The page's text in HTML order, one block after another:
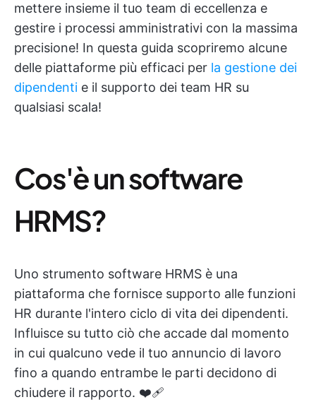
mettere insieme il tuo team di eccellenza e
gestire i processi amministrativi con la massima
precisione! In questa guida scopriremo alcune
delle piattaforme più efficaci per la gestione dei
dipendenti e il supporto dei team HR su
qualsiasi scala!
Cos'è un software
HRMS?
Uno strumento software HRMS è una
piattaforma che fornisce supporto alle funzioni
HR durante l'intero ciclo di vita dei dipendenti.
Influisce su tutto ciò che accade dal momento
in cui qualcuno vede il tuo annuncio di lavoro
fino a quando entrambe le parti decidono di
chiudere il rapporto. ❤️‍🩹